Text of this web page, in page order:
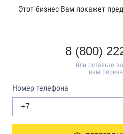
Этот бизнес Вам покажет
8 (800)
или оставьте
вам
Номер телефона